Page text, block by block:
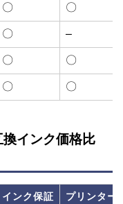
〇 〇
〇 –
〇 〇
〇 〇
インク価格比
インク保証 プリンター